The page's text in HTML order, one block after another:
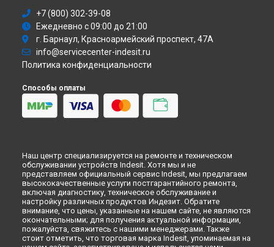
Ремонт стиральной машины BWSA 51051 S Indesit в
Ремонт стиральной машины BWSA 51051 S Indesit в
Ремонт стиральной машины BWSA 51051 S Indesit в
Красноярске
Ремонт стиральной машины BWSA 51051 S Indesit в
Ульяновске
Ремонт стиральной машины BWSA 51051 S Indesit в
Ремонт стиральной машины BWSA 51051 S Indesit в
Ремонт стиральной машины BWSA 51051 S Indesit в
Новокузнецке
Ремонт стиральной машины BWSA 51051 S Indesit вРязани
Ремонт стиральной машины BWSA 51051 S Indesit в
Астрахани
Ремонт стиральной машины BWSA 51051 S Indesit в
Набережных Челнах
+7 (800) 302-39-08
Ежедневно с 09:00 до 21:00
г. Барнаул, Красноармейский проспект, 47А
info@servicecenter-indesit.ru
Политика конфиденциальности
Способы оплаты
Наш центр специализируется на ремонте и техническом
обслуживании устройств Indesit. Хотя мы и не
представляем официальный сервис Indesit, мы предлагаем
высококачественные услуги постгарантийного ремонта,
включая диагностику, техническое обслуживание и
настройку различных продуктов Индезит. Обратите
внимание, что цены, указанные на нашем сайте, не являются
окончательными; для получения актуальной информации,
пожалуйста, свяжитесь с нашими менеджерами. Также
стоит отметить, что торговая марка Indesit, упоминаемая на